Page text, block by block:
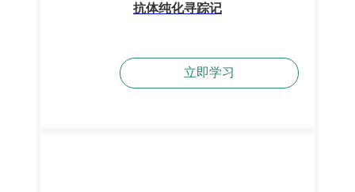
抗体纯化寻踪记
立即学习